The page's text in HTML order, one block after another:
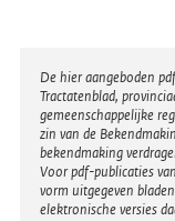
Disclaimer
De hier aangeboden
Tractatenblad,
gemeenschappelijke
zin van de
bekendmaking
Voor pdf-publicaties
vorm uitgegeven
elektronische versies